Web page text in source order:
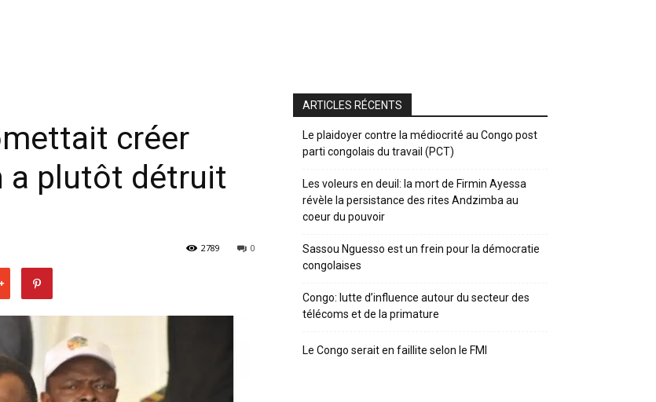
créer
a plutôt détruit
0
2789
ARTICLES RÉCENTS
Le plaidoyer contre la médiocrité au Congo post
parti congolais du travail (PCT)
Les voleurs en deuil: la mort de Firmin Ayessa
révèle la persistance des rites Andzimba au
coeur du pouvoir
Sassou Nguesso est un frein pour la démocratie
congolaises
Congo: lutte d’influence autour du secteur des
télécoms et de la primature
Le Congo serait en faillite selon le FMI